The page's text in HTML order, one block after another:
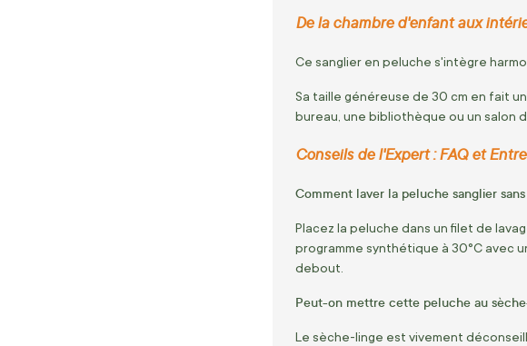
De la chambre d'enfant aux
Ce sanglier en peluche s'intègre
Sa taille généreuse de 30 cm en fait
bureau, une bibliothèque ou un salon
Conseils de l'Expert : FAQ et
Comment laver la peluche sanglier
Placez la peluche dans un filet de
programme synthétique à 30°C avec
debout.
Peut-on mettre cette peluche au
Le sèche-linge est vivement